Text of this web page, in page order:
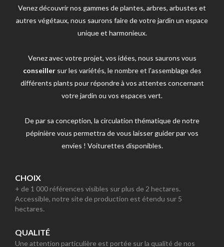
Venez découvrir nos gammes de plantes, arbres, arbustes et
autres végétaux, nous saurons faire de votre jardin un espace
unique et harmonieux.
Venez avec votre projet, vos idées, nous saurons vous
conseillersur les variétés, le nombre et l'assemblage des
différents plants pour répondre à vos attentes concernant
votre jardin ou vos espaces vert.
De par sa conception, la circulation thématique de notre
pépinière vous permettra de vous laisser guider par vos
envies ! Voiturettes disponibles.
CHOIX
+ de 1 000 références visibles sur plus de 2 hectares.
Accessible, notre site de production est étendu sur 5
hectares.
QUALITÉ
Une attention particulière est portée sur la qualité de nos